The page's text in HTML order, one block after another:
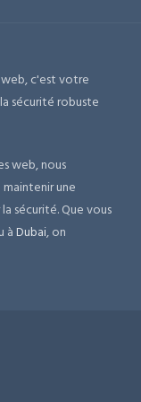
c'est votre
sécurité robuste
web, nous
une
sécurité. Que vous
àDubai, on